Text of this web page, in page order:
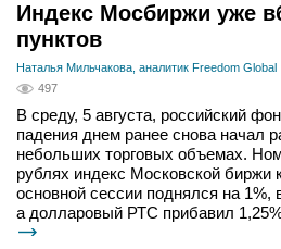
Индекс Мосбиржи уже
пунктов
Наталья Мильчакова, аналитик Freedom Global
497
В среду, 5 августа, российский
падения днем ранее снова начал
небольших торговых объемах.
рублях индекс Московской биржи
основной сессии поднялся на 1%,
а долларовый РТС прибавил